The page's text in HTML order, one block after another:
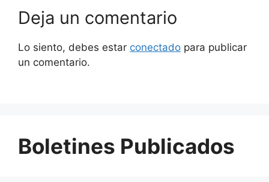
Deja un comentario
Lo siento, debes estar conectado para publicar
un comentario.
Boletines Publicados